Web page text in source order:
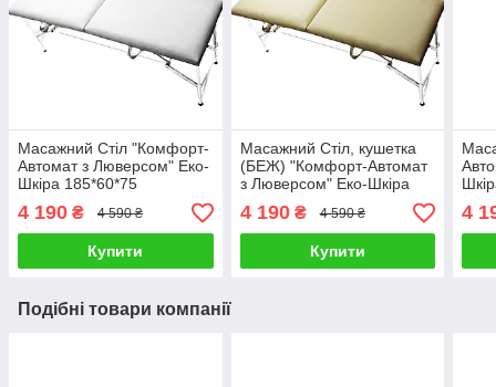
Масажний Стіл "Комфорт-
Автомат з Люверсом" Еко-
Шкіра 185*60*75
4 190 ₴ 4 590 ₴
Купити
Масажний Стіл, кушетка
(БЕЖ) "Комфорт-Автомат
з Люверсом" Еко-Шкіра
185*60*75
4 190₴ 4 590 ₴
Купити
4
Подібні товари компанії